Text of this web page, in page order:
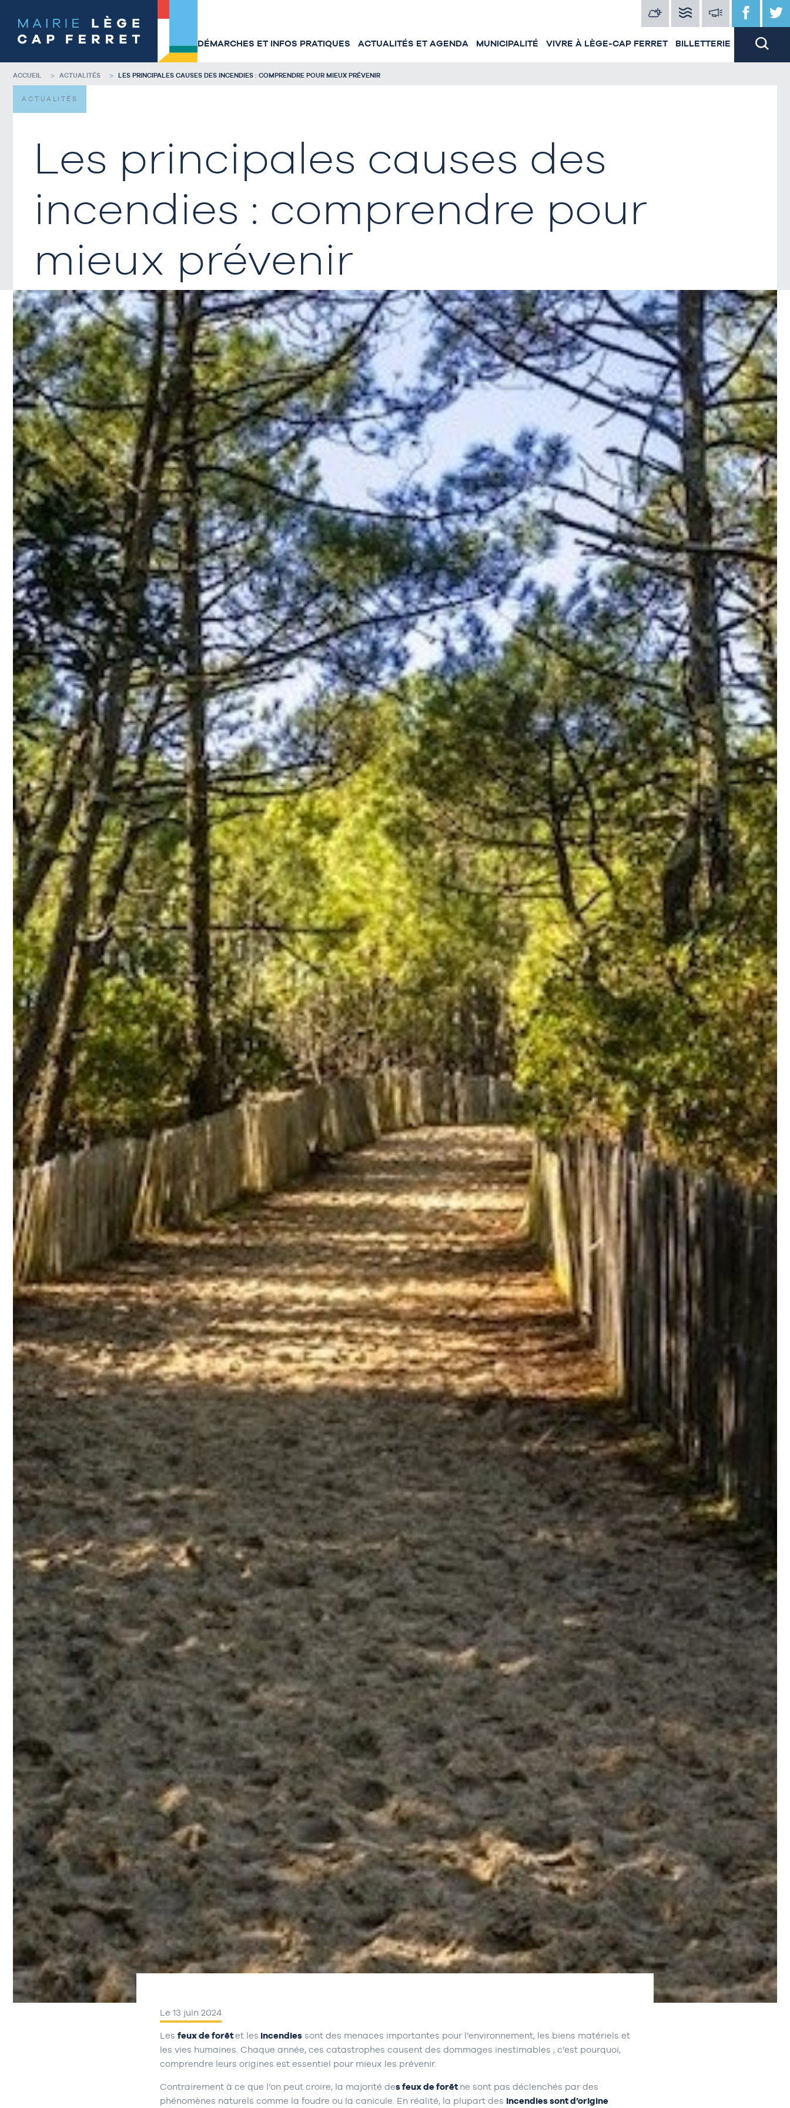
contenu
page
DÉMARCHES ET INFOS PRATIQUES ACTUALITÉS ET AGENDA MUNICIPALITÉ VIVRE À LÈGE-CAP FERRET BILLETTERIE
ACCUEIL ACTUALITÉS LES PRINCIPALES CAUSES DES INCENDIES : COMPRENDRE POUR MIEUX PRÉVENIR
Les principales causes des
incendies : comprendre pour
mieux prévenir
ACTUALITÉS
Le 13 juin 2024
Les feux de forêtet les incendies sont des menaces importantes pour l’environnement, les biens matériels et
les vies humaines. Chaque année, ces catastrophes causent des dommages inestimables ; c’est pourquoi,
comprendre leurs origines est essentiel pour mieux les prévenir.
Contrairement à ce que l’on peut croire, la majorité des feux de forêtne sont pas déclenchés par des
phénomènes naturels comme la foudre ou la canicule. En réalité, la plupart des incendies sont d’origine